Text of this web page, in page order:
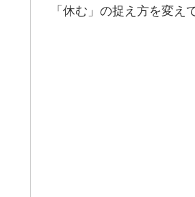
「休む」の捉え方を変